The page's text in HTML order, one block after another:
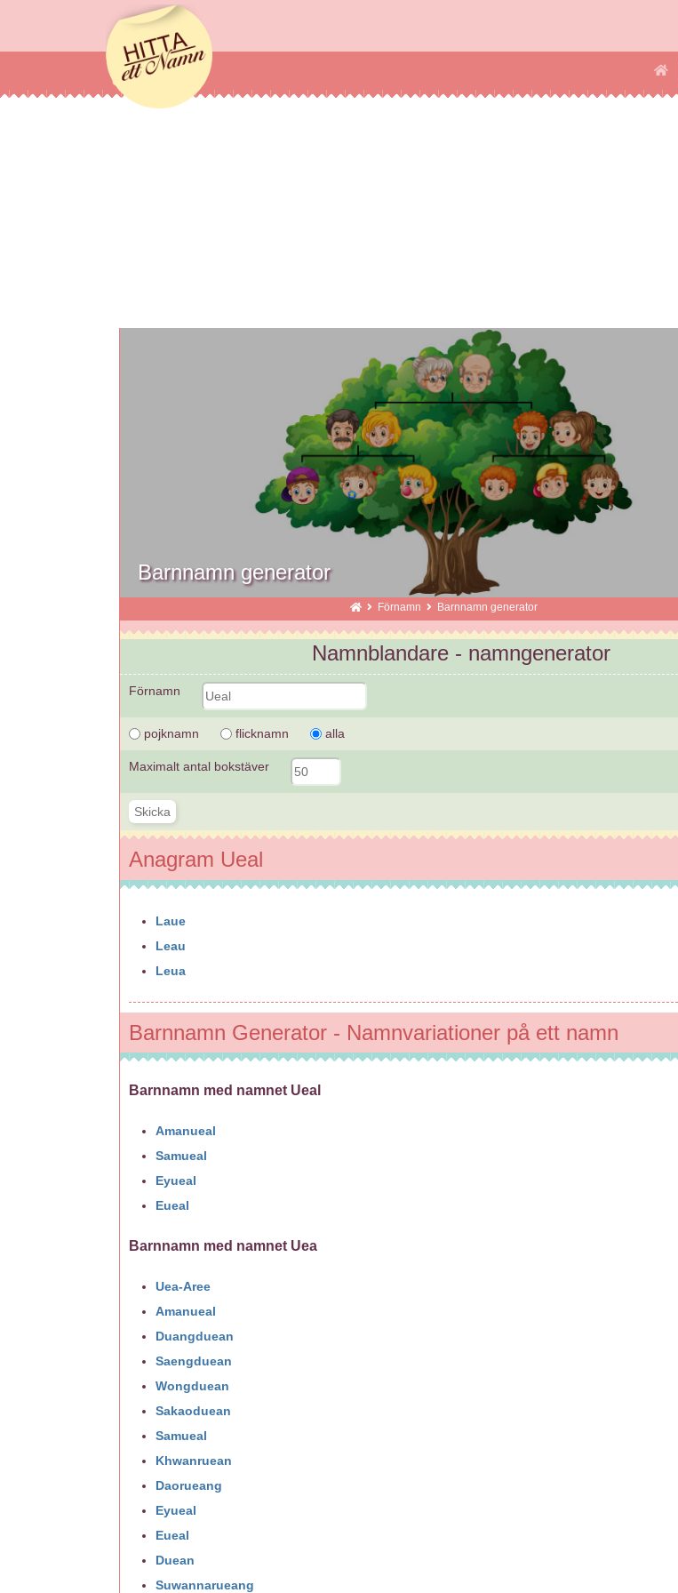
Barnnamn generator
Förnamn Barnnamn generator
Namnblandare - namngenerator
Förnamn
pojknamn flicknamn alla
Maximalt antal bokstäver
Anagram Ueal
Laue
Leau
Leua
Barnnamn Generator - Namnvariationer på ett namn
Barnnamn med namnet Ueal
Amanueal
Samueal
Eyueal
Eueal
Barnnamn med namnet Uea
Uea-Aree
Amanueal
Duangduean
Saengduean
Wongduean
Sakaoduean
Samueal
Khwanruean
Daorueang
Eyueal
Eueal
Duean
Suwannarueang